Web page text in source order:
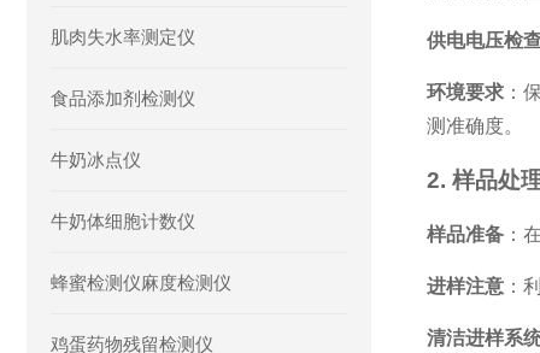
供电电压检
环境要求：
测准确度。
2. 样品处
样品准备：
进样注意：
清洁进样系
肌肉失水率测定仪
食品添加剂检测仪
牛奶冰点仪
牛奶体细胞计数仪
蜂蜜检测仪麻度检测仪
鸡蛋药物残留检测仪